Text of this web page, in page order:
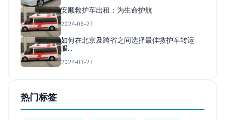
安顺救护车出租：为生命护航
2024-06-27
如何在北京及跨省之间选择最佳救护车转运
服…
2024-03-27
热门标签